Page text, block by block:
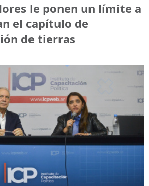
le ponen un límite a
el capítulo de
de tierras